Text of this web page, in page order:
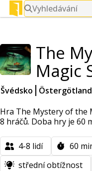
Vyhledávání
The
Magic
Švédsko Östergötland
Hra The Mystery of the
8 hráčů. Doba hry je 60
4-8 lidí 60
střední obtížnost